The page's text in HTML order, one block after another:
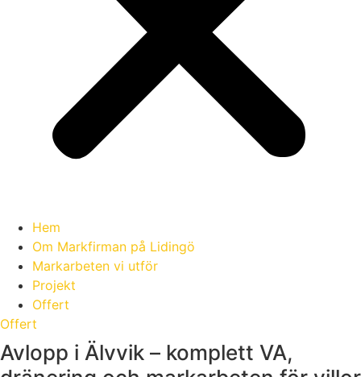
Hem
Om Markfirman på Lidingö
Markarbeten vi utför
Projekt
Offert
Offert
Avlopp i Älvvik – komplett VA,